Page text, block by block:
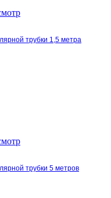
трубки 1,5 метра
трубки 5 метров